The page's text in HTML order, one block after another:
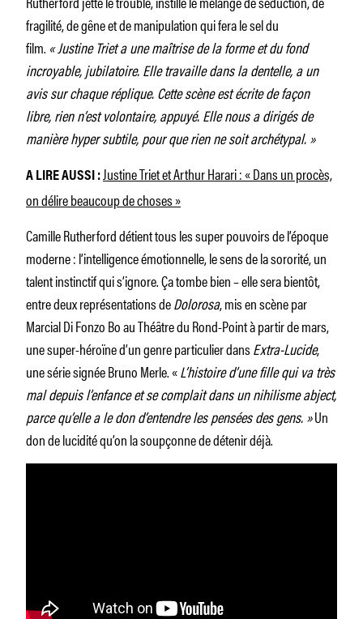
fragilité, de gêne et de manipulation qui fera le sel du
film. « Justine Triet a une maîtrise de la forme et du fond
incroyable, jubilatoire. Elle travaille dans la dentelle, a un
avis sur chaque réplique. Cette scène est écrite de façon
libre, rien n’est volontaire, appuyé. Elle nous a dirigés de
manière hyper subtile, pour que rien ne soit archétypal. »
A LIRE AUSSI : Justine Triet et Arthur Harari : « Dans un procès,
on délire beaucoup de choses »
Camille Rutherford détient tous les super pouvoirs de l’époque
moderne : l’intelligence émotionnelle, le sens de la sororité, un
talent instinctif qui s’ignore. Ça tombe bien – elle sera bientôt,
entre deux représentations deDolorosa, mis en scène par
Marcial Di Fonzo Bo au Théâtre du Rond-Point à partir de mars,
une super-héroïne d’un genre particulier dansExtra-Lucide,
une série signée Bruno Merle. «L’histoire d’une fille qui va très
mal depuis l’enfance et se complait dans un nihilisme abject,
parce qu’elle a le don d’entendre les pensées des gens. »Un
don de lucidité qu’on la soupçonne de détenir déjà.